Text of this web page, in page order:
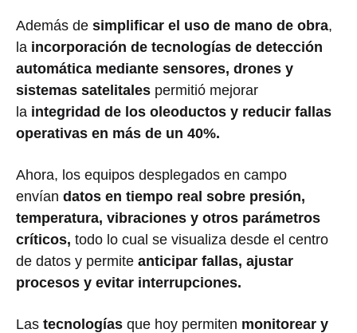
Además de simplificar el uso de mano de obra,
la incorporación de tecnologías de detección
automática mediante sensores, drones y
sistemas satelitales permitió mejorar
la integridad de los oleoductos y reducir fallas
operativas en más de un 40%.
Ahora, los equipos desplegados en campo
envían datos en tiempo real sobre presión,
temperatura, vibraciones y otros parámetros
críticos, todo lo cual se visualiza desde el centro
de datos y permite anticipar fallas, ajustar
procesos y evitar interrupciones.
Las tecnologías que hoy permiten monitorear y